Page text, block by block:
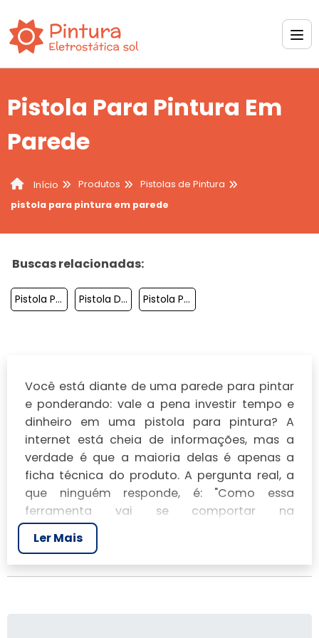
Pistola Para Pintura Em
Parede
Início Produtos
Pistolas de Pintura
pistola para pintura em parede
Buscas relacionadas:
Pistola Para Pintura Em Parede Pistola De Pintura 300ml Pistola Para Pintar Forro
Você está diante de uma parede para pintar
e ponderando: vale a pena investir tempo e
dinheiro em uma pistola para pintura? A
internet está cheia de informações, mas a
verdade é que a maioria delas é apenas a
ficha técnica do produto. A pergunta real, a
que ninguém responde, é: "Como essa
ferramenta vai se comportar na
minhaparede, com a
Nós daPintura Eletrostática Sol
vendemos ferramentas. Nós as usamos.
Ler Mais